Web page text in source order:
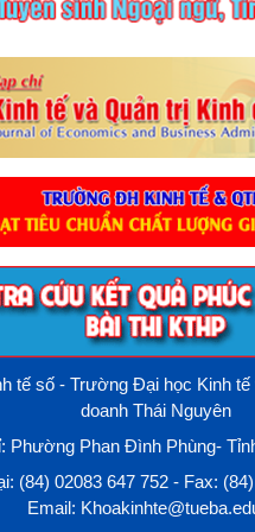
tế số - Trường Đại học Kinh tế
doanh Thái Nguyên
Phường Phan Đình Phùng-
(84) 02083 647 752 - Fax:
Email: